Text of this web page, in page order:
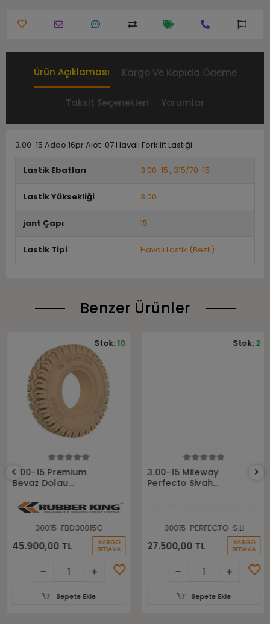
Ürün Açıklaması Kargo Ve Kapıda Ödeme
Taksit Seçenekleri Yorumlar
3.00-15 Addo 16pr Aiot-07 Havalı Forklift Lastiği
Lastik Ebatları 3.00-15 , 315/70-15
Lastik Yüksekliği 3.00
jant Çapı 15
Lastik Tipi Havalı Lastik (Bezli)
Benzer Ürünler
3.00-15 Premium
Beyaz Dolgu
Forklift Lastiği
30015-FBD30015C
45.900,00 TL KARGO
BEDAVA
Stok:10
Sepete Ekle
3.00-15 Mileway
Perfecto Siyah
30015-PERFECTO-S.LI
27.500,00 TL KARGO
BEDAVA
Stok:2
Sepete Ekle